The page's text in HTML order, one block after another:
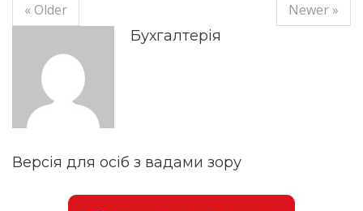
« Older
Newer »
Бухгалтерія
Версія для осіб з вадами зору